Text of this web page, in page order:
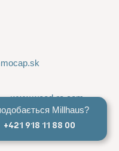
www.wood-re.com
Millhaus?
+421 918 11 88 00